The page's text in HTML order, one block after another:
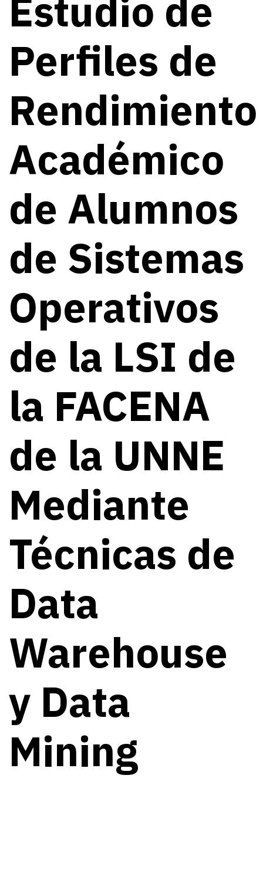
Estudio de
Perfiles de
Rendimiento
Académico
de Alumnos
de Sistemas
Operativos
de la LSI de
la FACENA
de la UNNE
Mediante
Técnicas de
Data
Warehouse
y Data
Mining